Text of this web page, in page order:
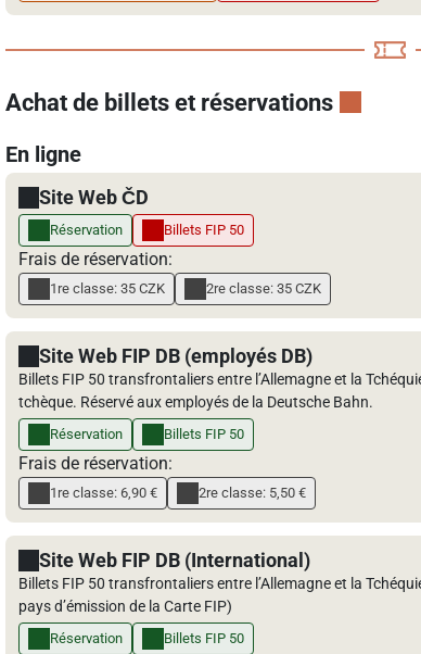
Achat de billets et réservations
En ligne
Site Web ČD
Réservation Billets FIP 50
Frais de réservation:
1re classe: 35 CZK 2re classe: 35 CZK
Site Web FIP DB (employés DB)
Billets FIP 50 transfrontaliers entre l’Allemagne et la
tchèque. Réservé aux employés de la Deutsche Bahn.
Réservation Billets FIP 50
Frais de réservation:
1re classe: 6,90 € 2re classe: 5,50 €
Site Web FIP DB (International)
Billets FIP 50 transfrontaliers entre l’Allemagne et la
pays d’émission de la Carte FIP)
Réservation Billets FIP 50